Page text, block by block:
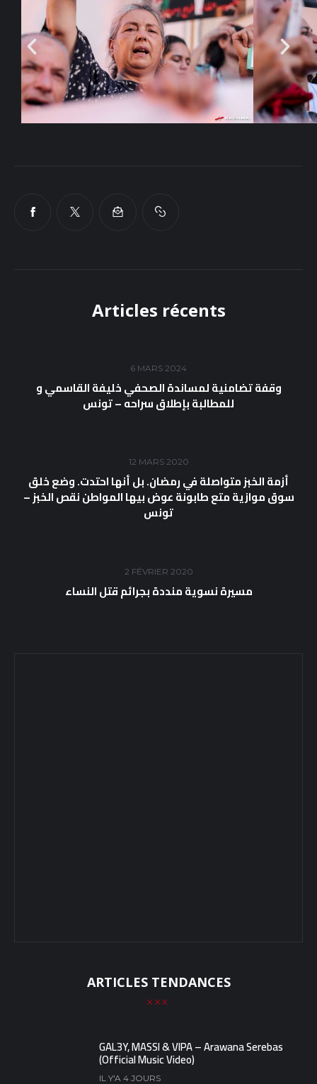
Sounds
Articles récents
6 MARS 2024
وقفة تضامنية لمساندة الصحفي خليفة القاسمي و
للمطالبة بإطلاق سراحه – تونس
12 MARS 2020
أزمة الخبز متواصلة في رمضان. بل أنها احتدت. وضع خلق
سوق موازية متع طابونة عوض بيها المواطن نقص الخبز –
تونس
2 FÉVRIER 2020
مسيرة نسوية منددة بجرائم قتل النساء
ARTICLES TENDANCES
GAL3Y, MASSI & VIPA – Arawana Serebas
(Official Music Video)
IL Y'A 4 JOURS